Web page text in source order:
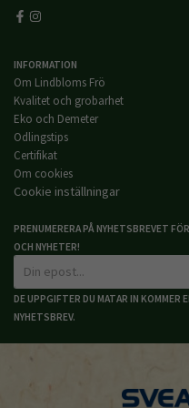
INFORMATION
Om Lindbloms Frö
Kvalitet och grobarhet
Eko och Demeter
Odlingstips
Certifikat
Om cookies
Cookie inställningar
PRENUMERERA PÅ NYHETSBREVET
OCH NYHETER!
DE UPPGIFTER DU MATAR IN KOMMER
NYHETSBREV.